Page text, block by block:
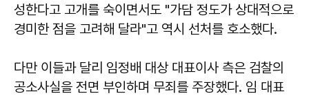
성한다고 고개를 숙이면서도 "가담 정도가 상대적으로
경미한 점을 고려해 달라"고 역시 선처를 호소했다.
다만 이들과 달리 임정배 대상 대표이사 측은 검찰의
공소사실을 전면 부인하며 무죄를 주장했다. 임 대표